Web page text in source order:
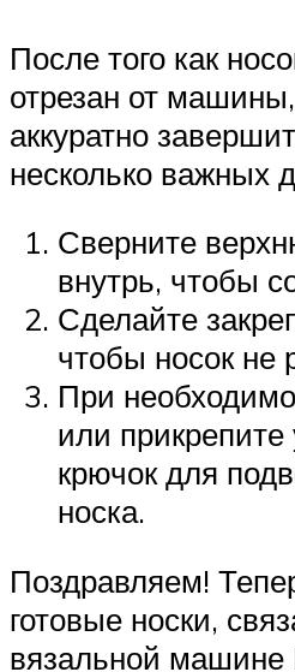
После того как
отрезан от
аккуратно
несколько важных
Сверните
внутрь, чтобы
Сделайте
чтобы носок не
При
или
крючок для
носка.
Поздравляем!
готовые носки,
вязальной машине